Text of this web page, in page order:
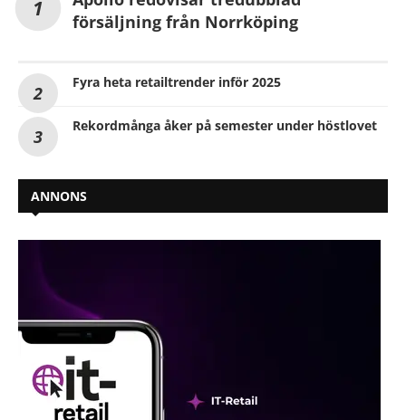
försäljning från Norrköping
Fyra heta retailtrender inför 2025
Rekordmånga åker på semester under höstlovet
ANNONS